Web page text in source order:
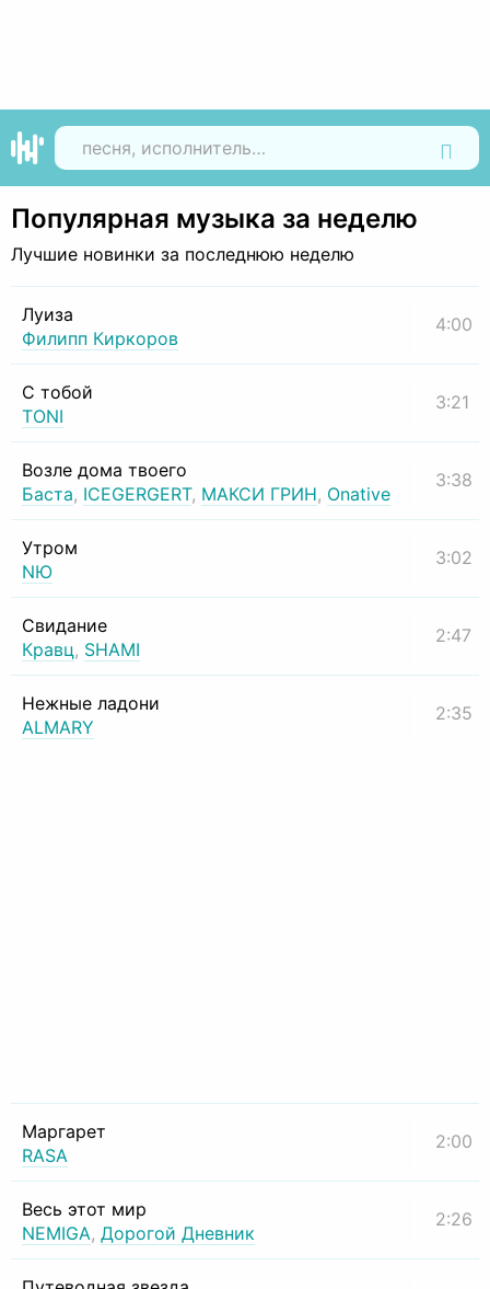
Популярная музыка за неделю
Лучшие новинки за последнюю неделю
Луиза
Филипп Киркоров
4:00
С тобой
TONI
3:21
Возле дома твоего
Баста, ICEGERGERT, МАКСИ ГРИН, Onative
3:38
Утром
NЮ
3:02
Свидание
Кравц, SHAMI
2:47
Нежные ладони
ALMARY
2:35
Маргарет
RASA
2:00
Весь этот мир
NEMIGA, Дорогой Дневник
2:26